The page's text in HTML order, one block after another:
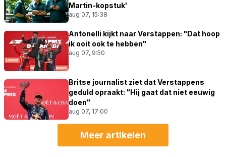
Martin-kopstuk'
aug 07, 15:38
Antonelli kijkt naar Verstappen: "Dat hoop
ik ooit ook te hebben"
aug 07, 9:50
Britse journalist ziet dat Verstappens
geduld opraakt: "Hij gaat dat niet eeuwig
doen"
aug 07, 17:00
Meer artikelen